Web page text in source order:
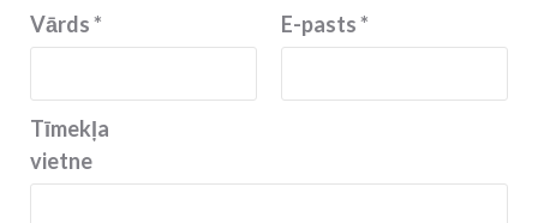
Vārds* E-pasts*
Tīmekļa
vietne